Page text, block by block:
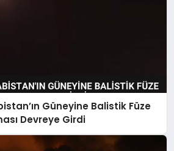
Güneyine Balistik Füze
Devreye Girdi